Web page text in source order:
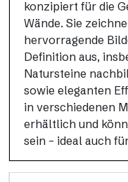
konzipiert für die
Wände. Sie
hervorragende
Definition aus,
Natursteine
sowie eleganten
in verschiedenen
erhältlich und
sein – ideal auch